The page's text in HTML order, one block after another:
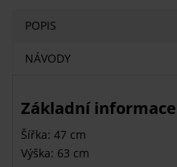
POPIS
NÁVODY
Základní informace
Šířka: 47 cm
Výška: 63 cm